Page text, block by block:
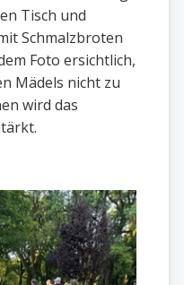
Tisch und
Schmalzbroten
Foto ersichtlich,
Mädels nicht zu
wird das